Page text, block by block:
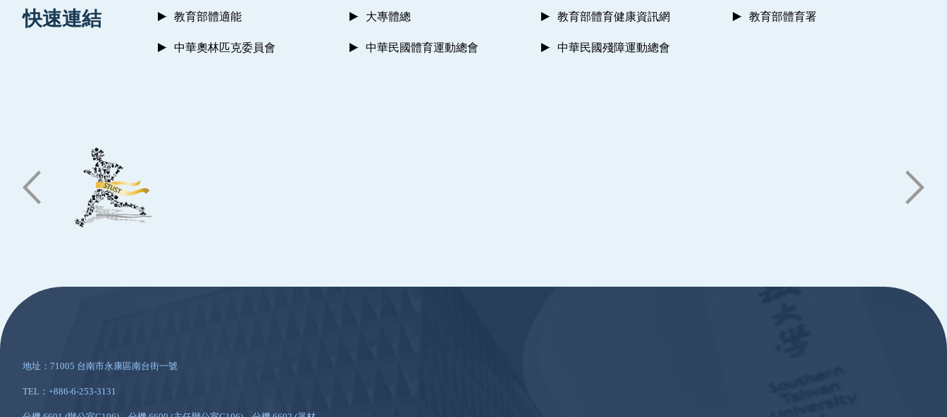
快速連結 教育部體適能 大專體總 教育部體育健康資訊網
教育部體育署
中華奧林匹克委員會
中華民國體育運動總會 中華民國殘障運動總會
地址：71005 台南市永康區南台街一號
TEL：+886-6-253-3131